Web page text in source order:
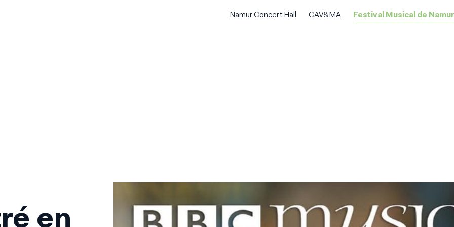
Namur Concert Hall CAV&MA Festival Musical de Namur
en